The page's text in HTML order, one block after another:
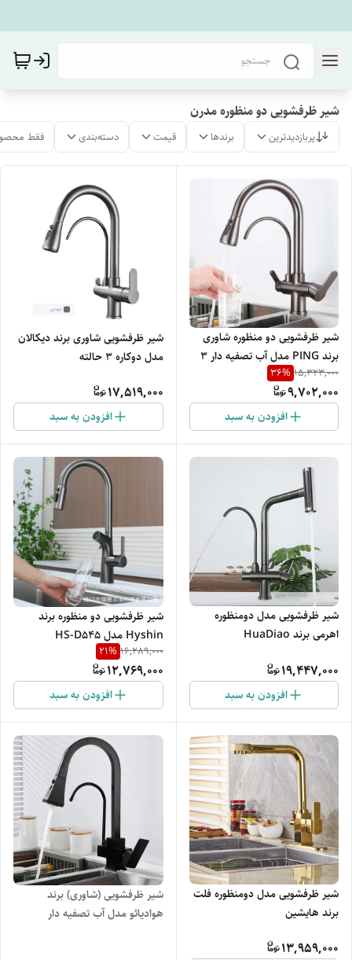
شیر ظرفشویی دو منظوره مدرن
پربازدیدترین برندها قیمت دسته‌بندی فقط
شیر ظرفشویی دو منظوره شاوری
برند PING مدل آب تصفیه دار ۳
حالته
15,323,000
36%
9,702,000
افزودن به سبد
شیر ظرفشویی شاوری برند دیکالان
مدل دوکاره ۳ حالته
17,519,000
افزودن به سبد
شیر ظرفشویی مدل دومنظوره
اهرمی برند HuaDiao
19,447,000
افزودن به سبد
شیر ظرفشویی دو منظوره برند
Hyshin مدل HS-D545
16,289,000
21%
12,769,000
افزودن به سبد
شیر ظرفشویی مدل دومنظوره فلت
برند هایشین
13,959,000
شیر ظرفشویی (شاوری) برند
هوادیائو مدل آب تصفیه دار